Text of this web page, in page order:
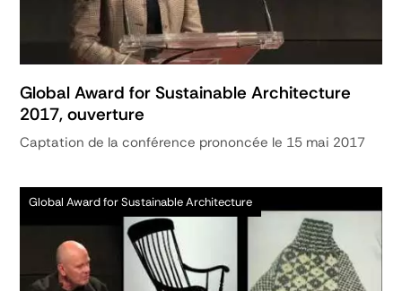
Global Award for Sustainable Architecture
2017, ouverture
Captation de la conférence prononcée le 15 mai 2017
Global Award for Sustainable Architecture